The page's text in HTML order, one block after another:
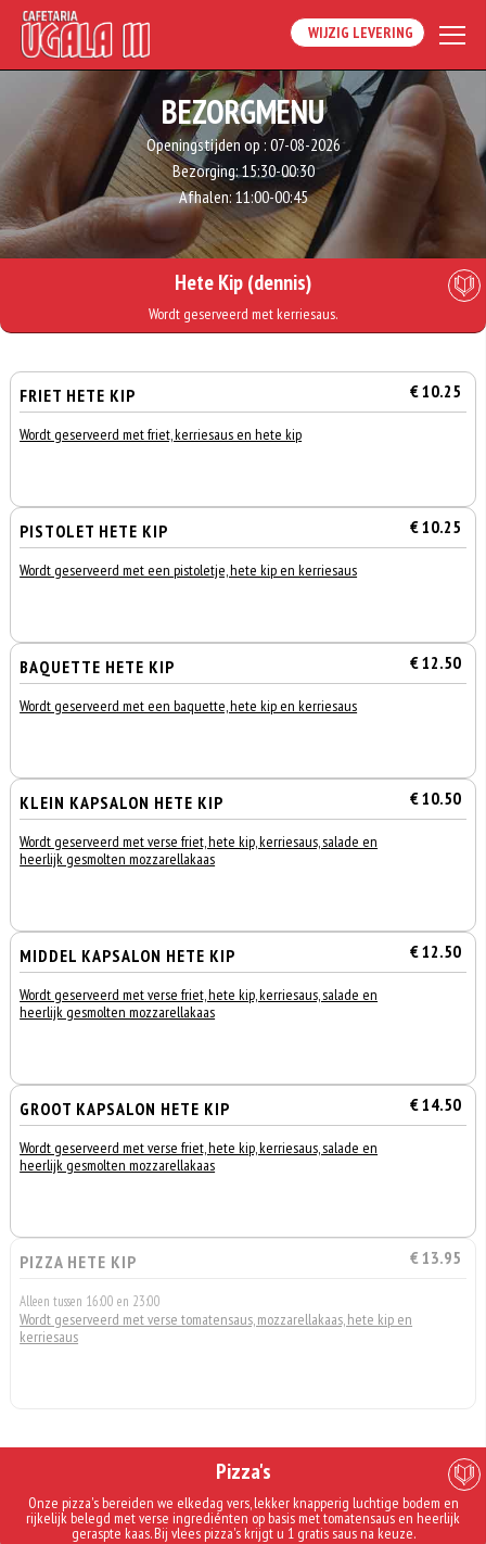
WIJZIG LEVERING
BEZORGMENU
Openingstijden op : 07-08-2026
Bezorging:15:30-00:30
Afhalen:11:00-00:45
Hete Kip (dennis)
Wordt geserveerd met kerriesaus.
FRIET HETE KIP € 10.25
Wordt geserveerd met friet, kerriesaus en hete kip
PISTOLET HETE KIP € 10.25
Wordt geserveerd met een pistoletje, hete kip en kerriesaus
BAQUETTE HETE KIP € 12.50
Wordt geserveerd met een baquette, hete kip en kerriesaus
KLEIN KAPSALON HETE KIP € 10.50
Wordt geserveerd met verse friet, hete kip, kerriesaus, salade en
heerlijk gesmolten mozzarellakaas
MIDDEL KAPSALON HETE KIP € 12.50
Wordt geserveerd met verse friet, hete kip, kerriesaus, salade en
heerlijk gesmolten mozzarellakaas
GROOT KAPSALON HETE KIP € 14.50
Wordt geserveerd met verse friet, hete kip, kerriesaus, salade en
heerlijk gesmolten mozzarellakaas
PIZZA HETE KIP € 13.95
Alleen tussen 16:00 en 23:00
Wordt geserveerd met verse tomatensaus, mozzarellakaas, hete kip en
kerriesaus
Pizza's
Onze pizza's bereiden we elkedag vers, lekker knapperig luchtige bodem en
rijkelijk belegd met verse ingrediénten op basis met tomatensaus en heerlijk
geraspte kaas. Bij vlees pizza's krijgt u 1 gratis saus na keuze.